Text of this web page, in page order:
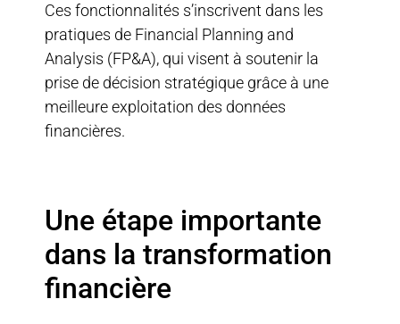
Ces fonctionnalités s’inscrivent dans les
pratiques de Financial Planning and
Analysis (FP&A), qui visent à soutenir la
prise de décision stratégique grâce à une
meilleure exploitation des données
financières.
Une étape importante
dans la transformation
financière